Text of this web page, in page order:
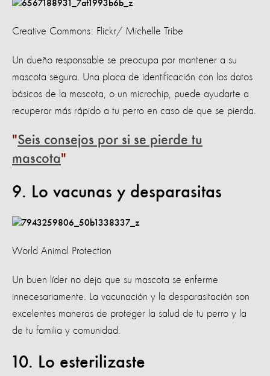
Creative Commons: Flickr/ Michelle Tribe
Un dueño responsable se preocupa por mantener a su
mascota segura. Una placa de identificación con los datos
básicos de la mascota, o un microchip, puede ayudarte a
recuperar más rápido a tu perro en caso de que se pierda.
Seis consejos por si se pierde tu
mascota
9. Lo vacunas y desparasitas
World Animal Protection
Un buen líder no deja que su mascota se enferme
innecesariamente. La vacunación y la desparasitación son
excelentes maneras de proteger la salud de tu perro y la
de tu familia y comunidad.
10. Lo esterilizaste